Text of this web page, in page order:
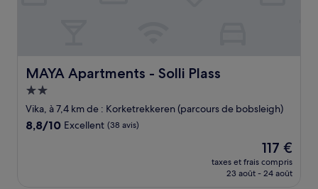
MAYA Apartments - Solli Plass
MAYA Apartments - Solli Plass
Hébergement
2.0 étoiles
Vika, à 7,4 km de : Korketrekkeren (parcours de bobsleigh)
8.8
8,8/10 Excellent (38 avis)
Le
nouveau
prix
117 €
taxes et frais compris
23 août - 24 août